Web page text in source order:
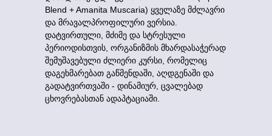
Blend + Amanita Muscaria) ყველაზე მძლავრი
და მრავალპროფილური ვერსია.
დატვირთული, მძიმე და სტრესული
პერიოდისთვის, ორგანიზმის მხარდასაჭერად
შემუშავებული ძლიერი კურსი, რომელიც
დაგეხმარებათ გაწმენდაში, აღდგენაში და
გადატვირთვაში - დინამიურ, ცვალებად
ცხოვრებასთან ადაპტაციაში.